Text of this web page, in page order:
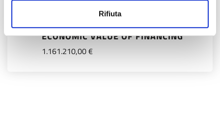
Rifiuta
ECONOMIC VALUE OF FINANCING
1.161.210,00 €